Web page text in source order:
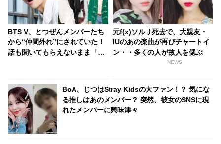
BTS V、とつぜんメンバーたち
から“仲間外れ”にされていた！
話も聞いてもらえないまま「も
メンバーたちの団結力＆Vのリ
アクションに爆笑
元f(x)ソルリ死去で、大親友・
IUのあの楽曲が再びチャートイ
ン・・多くの人が故人を偲ぶ
NEWS
BoA、じつはStray Kidsの大ファン！？ 気にな
る推しはあのメンバー？ 突然、彼女のSNSに現
れたメンバーに興味津々